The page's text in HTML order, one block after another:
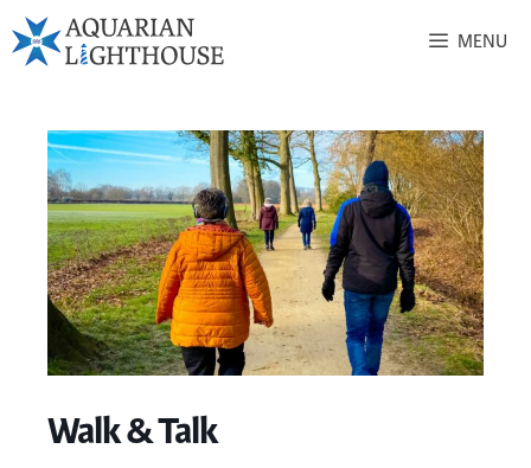
MENU
Walk & Talk